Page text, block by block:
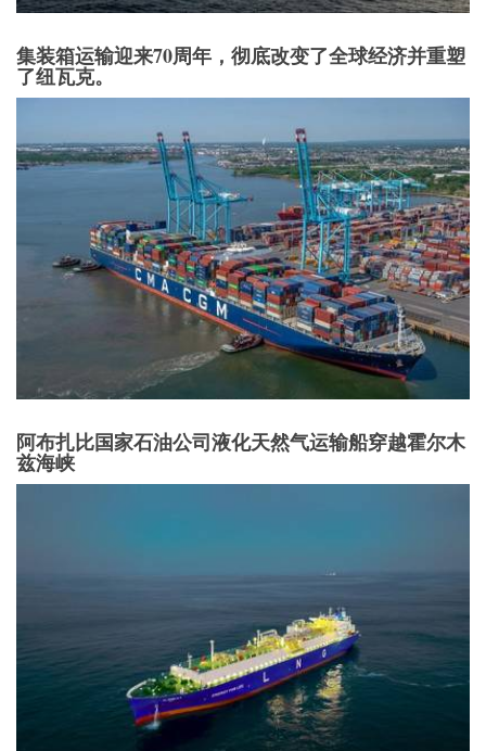
集装箱运输迎来70周年，彻底改变了全球经济并重塑
了纽瓦克。
阿布扎比国家石油公司液化天然气运输船穿越霍尔木
兹海峡